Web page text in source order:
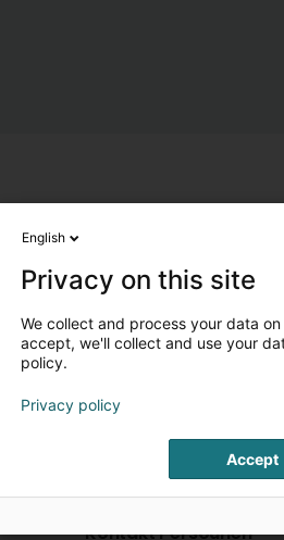
Kontakt Persounen
English
Privacy on this site
We collect and process your data
accept, we'll collect and use your
policy.
Privacy policy
Accept